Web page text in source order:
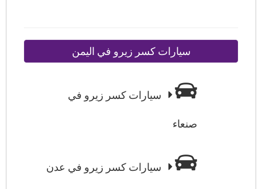
سيارات كسر زيرو في اليمن
سيارات كسر زيرو في
صنعاء
سيارات كسر زيرو في عدن